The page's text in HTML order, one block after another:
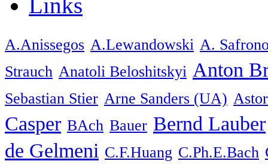
A.Anissegos A.Lewandowski A.
Strauch Anatoli Beloshitskyi Anton
Sebastian Stier Arne Sanders (UA)
Casper BAch Bauer Bernd Lauber
de Gelmeni C.F.Huang C.Ph.E.Bach